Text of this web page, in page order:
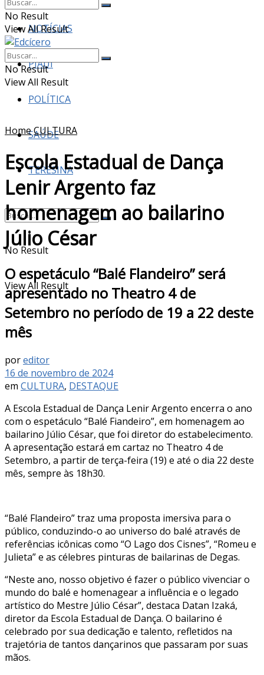
NOTÍCIAS
PIAUÍ
POLÍTICA
SAÚDE
TERESINA
No Result
View All Result
No Result
View All Result
No Result
View All Result
HomeCULTURA
Escola Estadual de Dança
Lenir Argento faz
homenagem ao bailarino
Júlio César
O espetáculo “Balé Flandeiro” será
apresentado no Theatro 4 de
Setembro no período de 19 a 22 deste
mês
poreditor
16 de novembro de 2024
em CULTURA, DESTAQUE
A Escola Estadual de Dança Lenir Argento encerra o ano
com o espetáculo “Balé Fiandeiro”, em homenagem ao
bailarino Júlio César, que foi diretor do estabelecimento.
A apresentação estará em cartaz no Theatro 4 de
Setembro, a partir de terça-feira (19) e até o dia 22 deste
mês, sempre às 18h30.
“Balé Flandeiro” traz uma proposta imersiva para o
público, conduzindo-o ao universo do balé através de
referências icônicas como “O Lago dos Cisnes”, “Romeu e
Julieta” e as célebres pinturas de bailarinas de Degas.
“Neste ano, nosso objetivo é fazer o público vivenciar o
mundo do balé e homenagear a influência e o legado
artístico do Mestre Júlio César”, destaca Datan Izaká,
diretor da Escola Estadual de Dança. O bailarino é
celebrado por sua dedicação e talento, refletidos na
trajetória de tantos dançarinos que passaram por suas
mãos.